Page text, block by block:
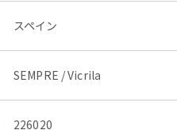
スペイン
SEMPRE / Vicrila
226020